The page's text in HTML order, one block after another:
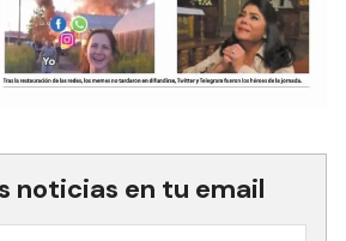
noticias en tu email